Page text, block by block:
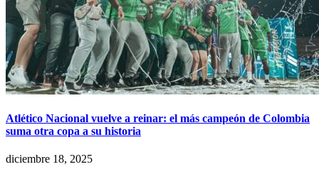
Atlético Nacional vuelve a reinar: el más campeón de Colombia
suma otra copa a su historia
diciembre 18, 2025